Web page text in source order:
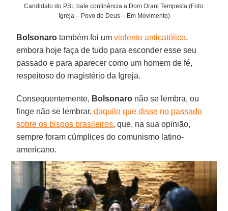
Candidato do PSL bate continência a Dom Orani Tempesta (Foto:
Igreja – Povo de Deus – Em Movimento)
Bolsonaro também foi umviolento anticatólico,
embora hoje faça de tudo para esconder esse seu
passado e para aparecer como um homem de fé,
respeitoso do magistério da Igreja.
Consequentemente, Bolsonaro não se lembra, ou
finge não se lembrar,daquilo que disse no passado
sobre os bispos brasileiros, que, na sua opinião,
sempre foram cúmplices do comunismo latino-
americano.